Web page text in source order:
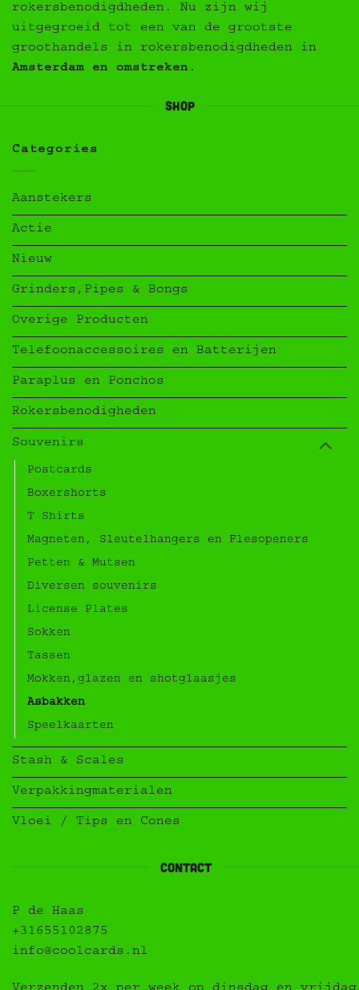
rokersbenodigdheden. Nu zijn wij
uitgegroeid tot een van de grootste
groothandels in rokersbenodigdheden in
Amsterdam en omstreken .
Shop
Categories
Aanstekers
Actie
Nieuw
Grinders,Pipes & Bongs
Overige Producten
Telefoonaccessoires en Batterijen
Paraplus en Ponchos
Rokersbenodigheden
Souvenirs
Postcards
Boxershorts
T Shirts
Magneten, Sleutelhangers en Flesopeners
Petten & Mutsen
Diversen souvenirs
License Plates
Sokken
Tassen
Mokken,glazen en shotglaasjes
Asbakken
Speelkaarten
Stash & Scales
Verpakkingmaterialen
Vloei / Tips en Cones
contact
P de Haas
+31655102875
info@coolcards.nl